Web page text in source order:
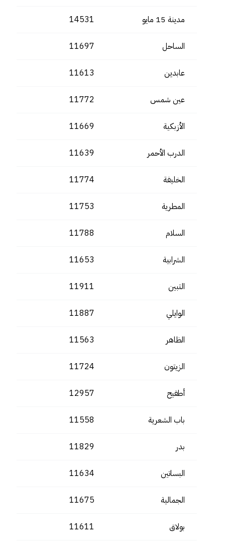
مدينة 15 مايو 14531
الساحل 11697
عابدين 11613
عين شمس 11772
الأزبكية 11669
الدرب الأحمر 11639
الخليفة 11774
المطرية 11753
السلام 11788
الشرابية 11653
التبين 11911
الوايلي 11887
الظاهر 11563
الزيتون 11724
أطفيح 12957
باب الشعرية 11558
بدر 11829
البساتين 11634
الجمالية 11675
بولاق 11611